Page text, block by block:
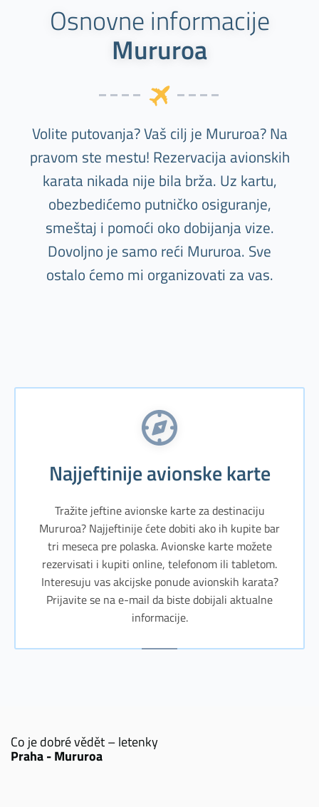
Osnovne informacije
Mururoa
Volite putovanja? Vaš cilj je Mururoa? Na
pravom ste mestu! Rezervacija avionskih
karata nikada nije bila brža. Uz kartu,
obezbedićemo putničko osiguranje,
smeštaj i pomoći oko dobijanja vize.
Dovoljno je samo reći Mururoa. Sve
ostalo ćemo mi organizovati za vas.
Najjeftinije avionske karte
Tražite jeftine avionske karte za destinaciju
Mururoa? Najjeftinije ćete dobiti ako ih kupite bar
tri meseca pre polaska. Avionske karte možete
rezervisati i kupiti online, telefonom ili tabletom.
Interesuju vas akcijske ponude avionskih karata?
Prijavite se na e-mail da biste dobijali aktualne
informacije.
Co je dobré vědět – letenky
Praha - Mururoa